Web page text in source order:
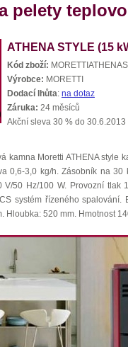
pelety
ATHENA STYLE (15
Kód zboží:
Výrobce: MORETTI
Dodací lhůta: na dotaz
Záruka: 24 měsíců
Akční sleva 30 % do
kamna Moretti ATHENA style
0,6-3,0 kg/h. Zásobník na
V/50 Hz/100 W. Provozní tlak
systém řízeného spalování.
Hloubka: 520 mm. Hmotnost